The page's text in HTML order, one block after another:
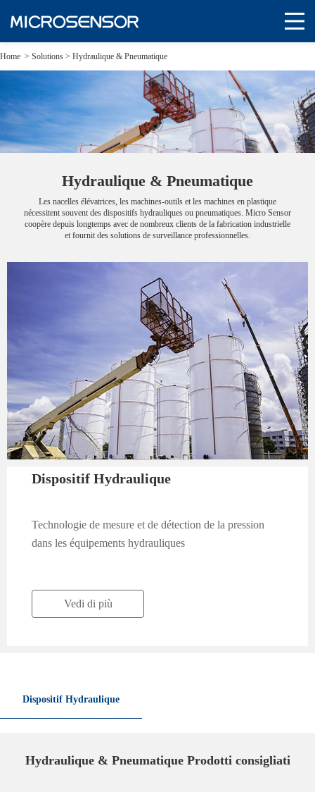
Home > Solutions > Hydraulique & Pneumatique
Hydraulique & Pneumatique
Les nacelles élévatrices, les machines-outils et les machines en plastique
nécessitent souvent des dispositifs hydrauliques ou pneumatiques. Micro Sensor
coopère depuis longtemps avec de nombreux clients de la fabrication industrielle
et fournit des solutions de surveillance professionnelles.
Dispositif Hydraulique
Technologie de mesure et de détection de la pression
dans les équipements hydrauliques
Vedi di più
Dispositif Hydraulique
Hydraulique & Pneumatique Prodotti consigliati